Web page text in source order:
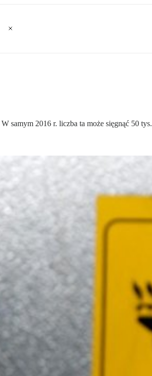
samym 2016 r. liczba ta może sięgnąć 50 tys.